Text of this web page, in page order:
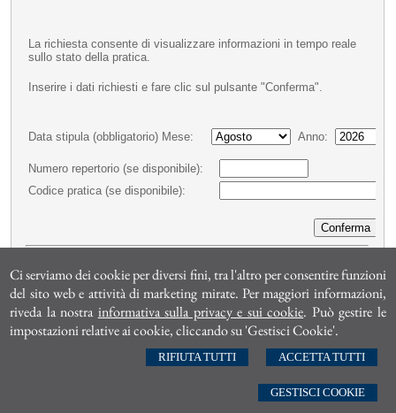
Ci serviamo dei cookie per diversi fini, tra l'altro per consentire funzioni
del sito web e attività di marketing mirate. Per maggiori informazioni,
riveda la nostra informativa sulla privacy e sui cookie. Può gestire le
impostazioni relative ai cookie, cliccando su 'Gestisci Cookie'.
ACCETTA TUTTI
RIFIUTA TUTTI
GESTISCI COOKIE